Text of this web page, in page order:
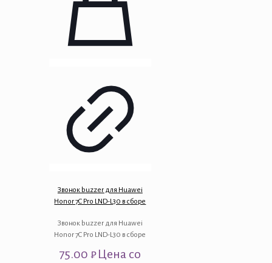
Звонок buzzer для Huawei
Honor 7C Pro LND-L30 в сборе
Звонок buzzer для Huawei
Honor 7C Pro LND-L30 в сборе
75.00₽Цена со